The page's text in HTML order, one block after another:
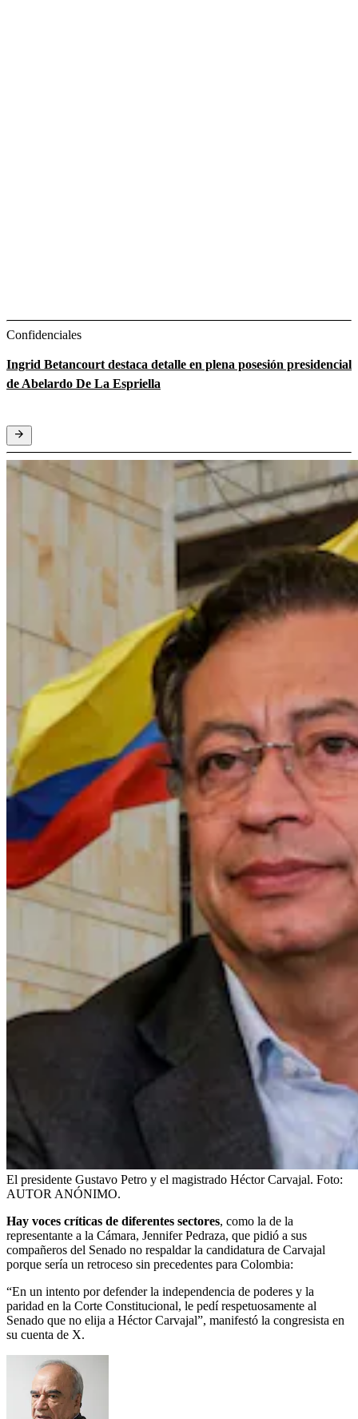
Confidenciales
Ingrid Betancourt destaca detalle en plena posesión presidencial
de Abelardo De La Espriella
El presidente Gustavo Petro y el magistrado Héctor Carvajal. Foto:
AUTOR ANÓNIMO.
Hay voces críticas de diferentes sectores, como la de la
representante a la Cámara, Jennifer Pedraza, que pidió a sus
compañeros del Senado no respaldar la candidatura de Carvajal
porque sería un retroceso sin precedentes para Colombia:
“En un intento por defender la independencia de poderes y la
paridad en la Corte Constitucional, le pedí respetuosamente al
Senado que no elija a Héctor Carvajal”, manifestó la congresista en
su cuenta de X.